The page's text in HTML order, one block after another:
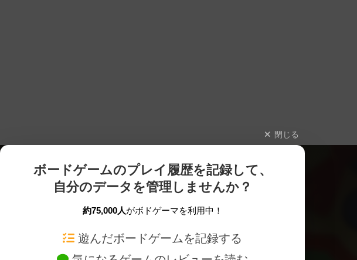
閉じる
ボードゲームのプレイ履歴を記録して、
自分のデータを管理しませんか？
約75,000人がボドゲーマを利用中！
遊んだボードゲームを記録する